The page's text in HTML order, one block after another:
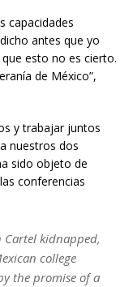
capacidades
antes que yo
esto no es cierto.
de México”,
y trabajar juntos
nuestros dos
sido objeto de
conferencias
Cartel kidnapped,
college
the promise of a